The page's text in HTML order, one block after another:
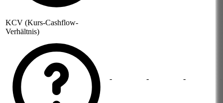
KCV (Kurs-Cashflow-
Verhältnis)
- - -